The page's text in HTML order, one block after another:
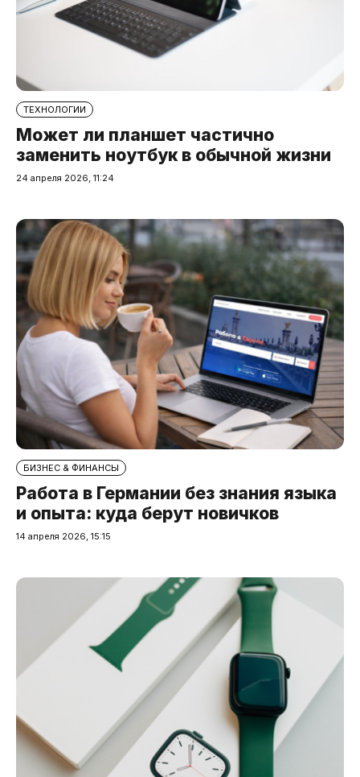
ТЕХНОЛОГИИ
Может ли планшет частично
заменить ноутбук в обычной жизни
24 апреля 2026, 11:24
БИЗНЕС & ФИНАНСЫ
Работа в Германии без знания языка
и опыта: куда берут новичков
14 апреля 2026, 15:15